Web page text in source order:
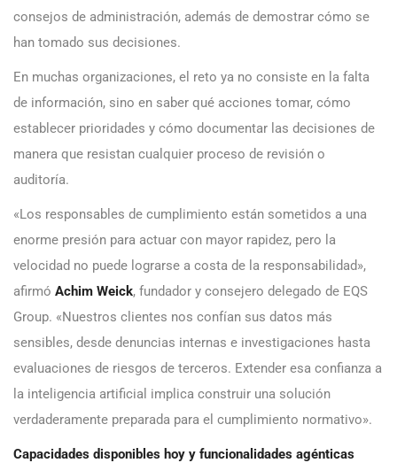
consejos de administración, además de demostrar cómo se
han tomado sus decisiones.
En muchas organizaciones, el reto ya no consiste en la falta
de información, sino en saber qué acciones tomar, cómo
establecer prioridades y cómo documentar las decisiones de
manera que resistan cualquier proceso de revisión o
auditoría.
«Los responsables de cumplimiento están sometidos a una
enorme presión para actuar con mayor rapidez, pero la
velocidad no puede lograrse a costa de la responsabilidad»,
afirmó Achim Weick, fundador y consejero delegado de EQS
Group. «Nuestros clientes nos confían sus datos más
sensibles, desde denuncias internas e investigaciones hasta
evaluaciones de riesgos de terceros. Extender esa confianza a
la inteligencia artificial implica construir una solución
verdaderamente preparada para el cumplimiento normativo».
Capacidades disponibles hoy y funcionalidades agénticas